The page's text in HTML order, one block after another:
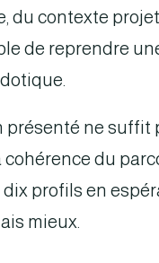
du contexte
de reprendre
ne suffit
cohérence du
profils en
mieux.